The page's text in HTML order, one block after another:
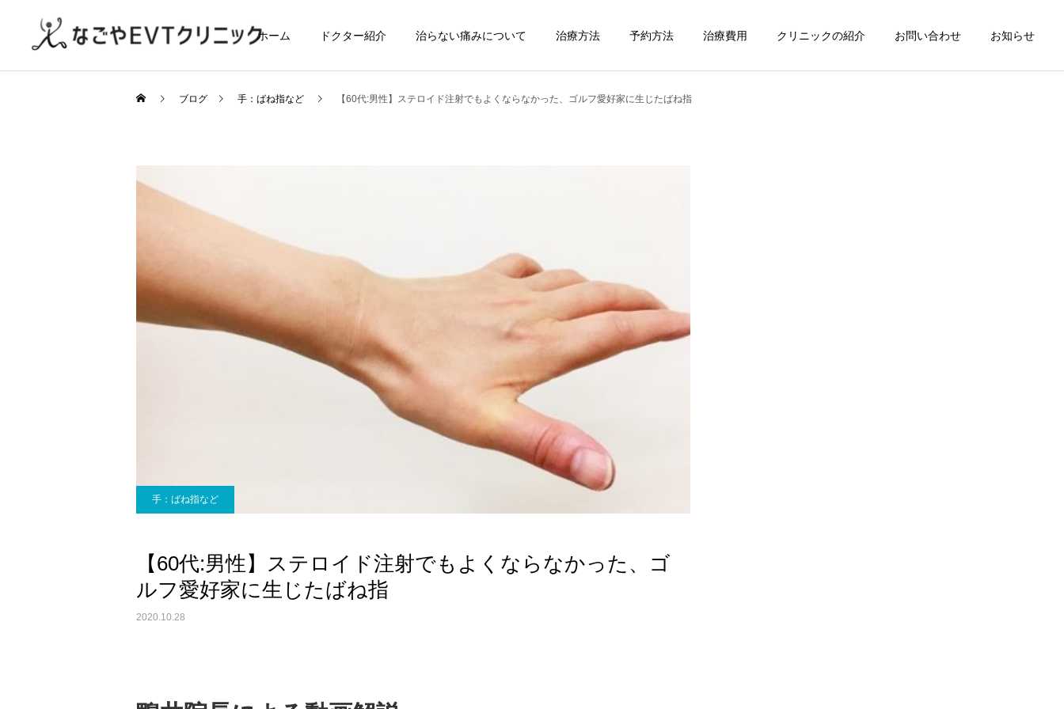
ホーム ドクター紹介 治らない痛みについて 治療方法 予約方法 治療費用 クリニックの紹介 お問い合わせ お知らせ
ブログ 手：ばね指など 【60代:男性】ステロイド注射でもよくならなかった、ゴルフ愛好家に生じたばね指
手：ばね指など
【60代:男性】ステロイド注射でもよくならなかった、ゴ
ルフ愛好家に生じたばね指
2020.10.28